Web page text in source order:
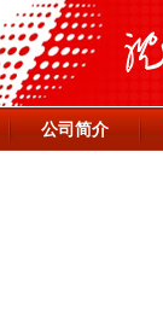
公司简介